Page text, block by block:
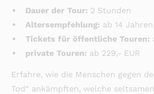
Dauer der Tour: 2 Stunden
Altersempfehlung: ab 14 Jahren
Tickets für öffentliche Touren:
private Touren: ab 229,- EUR
Erfahre, wie die Menschen gegen
Tod“ ankämpften, welche